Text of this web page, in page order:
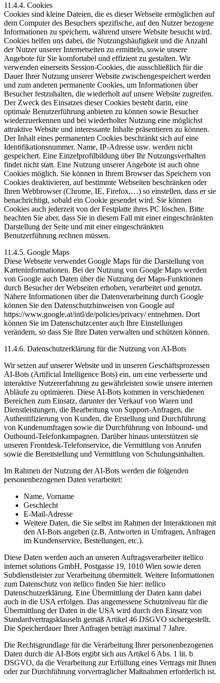
11.4.4. Cookies
Cookies sind kleine Dateien, die es dieser Webseite ermöglichen auf
dem Computer des Besuchers spezifische, auf den Nutzer bezogene
Informationen zu speichern, während unsere Website besucht wird.
Cookies helfen uns dabei, die Nutzungshäufigkeit und die Anzahl
der Nutzer unserer Internetseiten zu ermitteln, sowie unsere
Angebote für Sie komfortabel und effizient zu gestalten. Wir
verwenden einerseits Session-Cookies, die ausschließlich für die
Dauer Ihrer Nutzung unserer Website zwischengespeichert werden
und zum anderen permanente Cookies, um Informationen über
Besucher festzuhalten, die wiederholt auf unsere Website zugreifen.
Der Zweck des Einsatzes dieser Cookies besteht darin, eine
optimale Benutzerführung anbieten zu können sowie Besucher
wiederzuerkennen und bei wiederholter Nutzung eine möglichst
attraktive Website und interessante Inhalte präsentieren zu können.
Der Inhalt eines permanenten Cookies beschränkt sich auf eine
Identifikationsnummer. Name, IP-Adresse usw. werden nicht
gespeichert. Eine Einzelprofilbildung über Ihr Nutzungsverhalten
findet nicht statt. Eine Nutzung unserer Angebote ist auch ohne
Cookies möglich. Sie können in Ihrem Browser das Speichern von
Cookies deaktivieren, auf bestimmte Webseiten beschränken oder
Ihren Webbrowser (Chrome, IE, Firefox,…) so einstellen, dass er sie
benachrichtigt, sobald ein Cookie gesendet wird. Sie können
Cookies auch jederzeit von der Festplatte ihres PC löschen. Bitte
beachten Sie aber, dass Sie in diesem Fall mit einer eingeschränkten
Darstellung der Seite und mit einer eingeschränkten
Benutzerführung rechnen müssen.
11.4.5. Google Maps
Diese Webseite verwendet Google Maps für die Darstellung von
Karteninformationen. Bei der Nutzung von Google Maps werden
von Google auch Daten über die Nutzung der Maps-Funktionen
durch Besucher der Webseiten erhoben, verarbeitet und genutzt.
Nähere Informationen über die Datenverarbeitung durch Google
können Sie den Datenschutzhinweisen von Google auf
https://www.google.at/intl/de/policies/privacy/ entnehmen. Dort
können Sie im Datenschutzcenter auch Ihre Einstellungen
verändern, so dass Sie Ihre Daten verwalten und schützen können.
11.4.6. Datenschutzerklärung für die Nutzung von AI-Bots
Wir setzen auf unserer Website und in unseren Geschäftsprozessen
AI-Bots (Artificial Intelligence Bots) ein, um eine verbesserte und
interaktive Nutzererfahrung zu gewährleisten sowie unsere internen
Abläufe zu optimieren. Diese AI-Bots kommen in verschiedenen
Bereichen zum Einsatz, darunter der Verkauf von Waren und
Dienstleistungen, die Bearbeitung von Support-Anfragen, die
Authentifizierung von Kunden, die Erstellung und Durchführung
von Kundenumfragen sowie die Durchführung von Inbound- und
Outbound-Telefonkampagnen. Darüber hinaus unterstützen sie
unseren Frontdesk-Telefonservice, die Vermittlung von Anrufen
sowie die Bereitstellung und Vermittlung von Schulungsinhalten.
Im Rahmen der Nutzung der AI-Bots werden die folgenden
personenbezogenen Daten verarbeitet:
Name, Vorname
Geschlecht
E-Mail-Adresse
Weitere Daten, die Sie selbst im Rahmen der Interaktionen mit
den AI-Bots angeben (z.B. Antworten in Umfragen, Anfragen
im Kundenservice, Bestellungen, etc.).
Diese Daten werden auch an unseren Auftragsverarbeiter itellico
internet solutions GmbH, Postgasse 19, 1010 Wien sowie deren
Subdienstleister zur Verarbeitung übermittelt. Weitere Informationen
zum Datenschutz von itellico finden Sie hier: itellico
Datenschutzerklärung. Eine Übermittlung der Daten kann dabei
auch in die USA erfolgen. Das angemessene Schutzniveau für die
Übermittlung der Daten in die USA wird durch den Einsatz von
Standardvertragsklauseln gemäß Artikel 46 DSGVO sichergestellt.
Die Speicherdauer Ihrer Anfragen beträgt maximal 7 Jahre.
Die Rechtsgrundlage für die Verarbeitung Ihrer personenbezogenen
Daten durch die AI-Bots ergibt sich aus Artikel 6 Abs. 1 lit. b
DSGVO, da die Verarbeitung zur Erfüllung eines Vertrags mit Ihnen
oder zur Durchführung vorvertraglicher Maßnahmen erforderlich ist.